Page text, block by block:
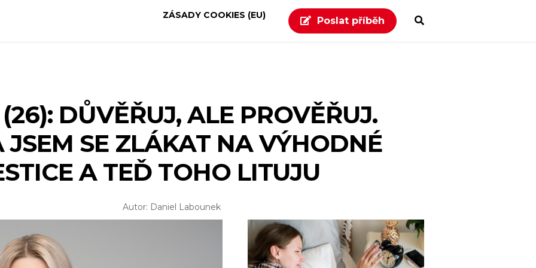
Poslat příběh
ZÁSADY COOKIES (EU)
DŮVĚŘUJ, ALE PROVĚŘUJ.
JSEM SE ZLÁKAT NA VÝHODNÉ
A TEĎ TOHO LITUJU
Autor: Daniel Labounek